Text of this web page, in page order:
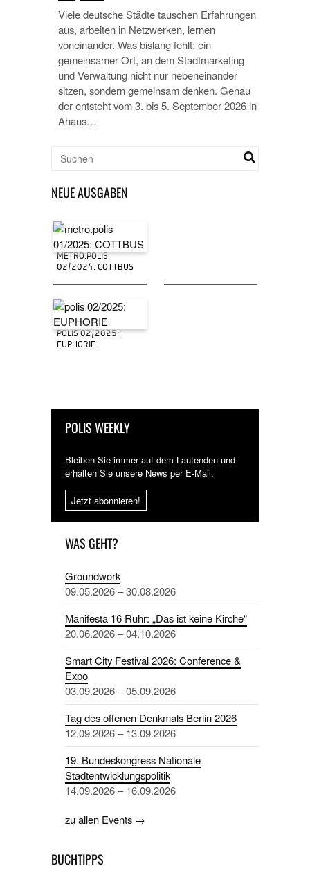
Viele deutsche Städte tauschen Erfahrungen
aus, arbeiten in Netzwerken, lernen
voneinander. Was bislang fehlt: ein
gemeinsamer Ort, an dem Stadtmarketing
und Verwaltung nicht nur nebeneinander
sitzen, sondern gemeinsam denken. Genau
der entsteht vom 3. bis 5. September 2026 in
Ahaus…
NEUE AUSGABEN
METRO.POLIS
02/2024: COTTBUS
POLIS 02/2025:
EUPHORIE
POLIS WEEKLY
Bleiben Sie immer auf dem Laufenden und
erhalten Sie unsere News per E-Mail.
Jetzt abonnieren!
WAS GEHT?
Groundwork
09.05.2026 – 30.08.2026
Manifesta 16 Ruhr: „Das ist keine Kirche“
20.06.2026 – 04.10.2026
Smart City Festival 2026: Conference &
Expo
03.09.2026 – 05.09.2026
Tag des offenen Denkmals Berlin 2026
12.09.2026 – 13.09.2026
19. Bundeskongress Nationale
Stadtentwicklungspolitik
14.09.2026 – 16.09.2026
zu allen Events →
BUCHTIPPS